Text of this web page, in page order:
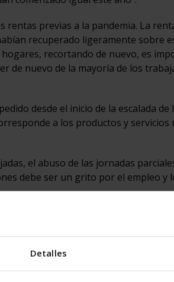
Detalles
rentas previas a la pandemia. La
recuperado ligeramente sobre
recortando de nuevo, es
de nuevo de la mayoría de los
desde el inicio de la escalada de
a los productos y servicios
el abuso de las jornadas
debe ser un grito por el empleo y
Marco Antonio Martínez, analizó
que “aunque las cifras de desempleo
recuperación es desigual. Entre los